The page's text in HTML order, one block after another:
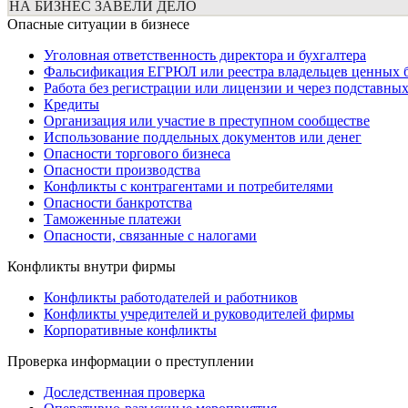
НА БИЗНЕС ЗАВЕЛИ ДЕЛО
Опасные ситуации в бизнесе
Уголовная ответственность директора и бухгалтера
Фальсификация ЕГРЮЛ или реестра владельцев ценных
Работа без регистрации или лицензии и через
Кредиты
Организация или участие в преступном сообществе
Использование поддельных документов или денег
Опасности торгового бизнеса
Опасности производства
Конфликты с контрагентами и потребителями
Опасности банкротства
Таможенные платежи
Опасности, связанные с налогами
Конфликты внутри фирмы
Конфликты работодателей и работников
Конфликты учредителей и руководителей фирмы
Корпоративные конфликты
Проверка информации о преступлении
Доследственная проверка